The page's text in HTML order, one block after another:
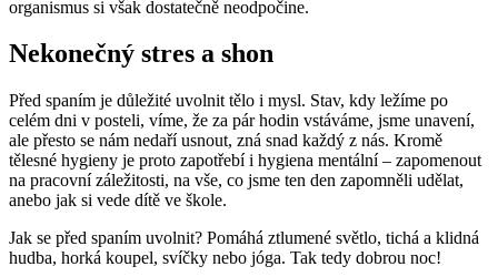
organismus si však dostatečně neodpočine.
Nekonečný stres a shon
Před spaním je důležité uvolnit tělo i mysl. Stav, kdy ležíme po
celém dni v posteli, víme, že za pár hodin vstáváme, jsme unavení,
ale přesto se nám nedaří usnout, zná snad každý z nás. Kromě
tělesné hygieny je proto zapotřebí i hygiena mentální – zapomenout
na pracovní záležitosti, na vše, co jsme ten den zapomněli udělat,
anebo jak si vede dítě ve škole.
Jak se před spaním uvolnit? Pomáhá ztlumené světlo, tichá a klidná
hudba, horká koupel, svíčky nebo jóga. Tak tedy dobrou noc!